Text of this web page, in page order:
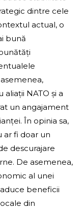
dintre cele
actual, o
bună
NATO și a
un angajament
În opinia sa,
ar fi doar un
descurajare
De asemenea,
al unei
beneficii
din